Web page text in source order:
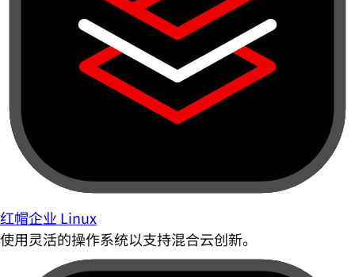
红帽企业 Linux
使用灵活的操作系统以支持混合云创新。